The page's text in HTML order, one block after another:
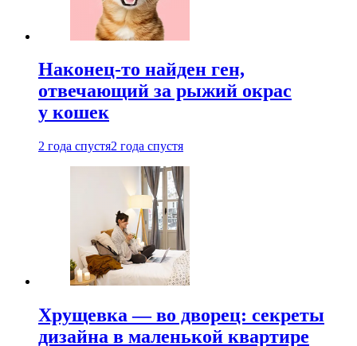
Наконец-то найден ген,
отвечающий за рыжий окрас
у кошек
2 года спустя2 года спустя
Хрущевка — во дворец: секреты
дизайна в маленькой квартире